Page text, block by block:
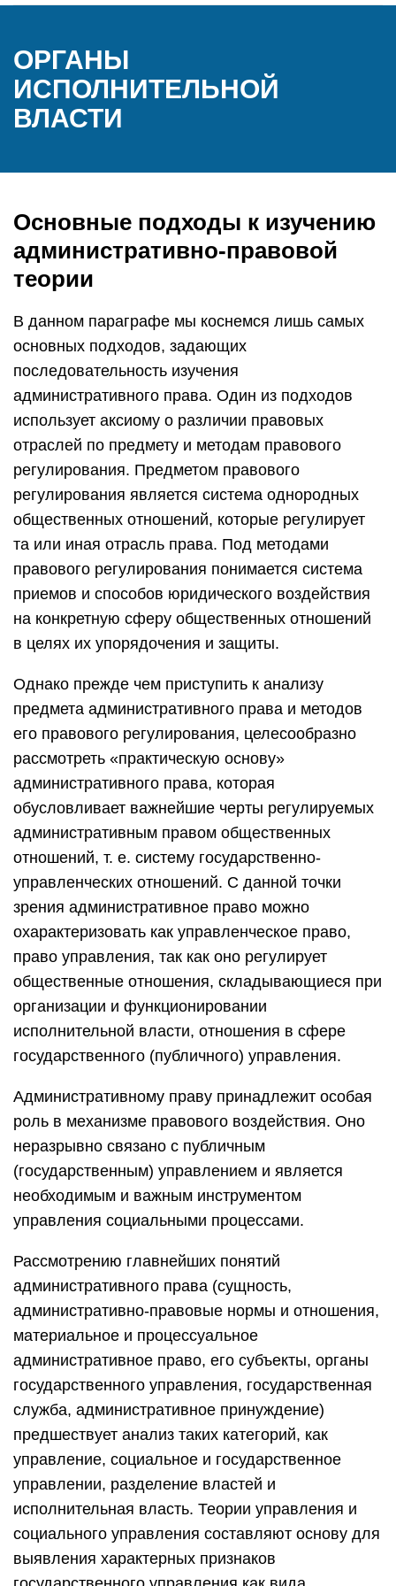
ОРГАНЫ
ИСПОЛНИТЕЛЬНОЙ
ВЛАСТИ
Основные подходы к изучению
административно-правовой
теории
В данном параграфе мы коснемся лишь самых
основных подходов, задающих
последовательность изучения
административного права. Один из подходов
использует аксиому о различии правовых
отраслей по предмету и методам правового
регулирования. Предметом правового
регулирования является система однородных
общественных отношений, которые регулирует
та или иная отрасль права. Под методами
правового регулирования понимается система
приемов и способов юридического воздействия
на конкретную сферу общественных отношений
в целях их упорядочения и защиты.
Однако прежде чем приступить к анализу
предмета административного права и методов
его правового регулирования, целесообразно
рассмотреть «практическую основу»
административного права, которая
обусловливает важнейшие черты регулируемых
административным правом общественных
отношений, т. е. систему государственно-
управленческих отношений. С данной точки
зрения административное право можно
охарактеризовать как управленческое право,
право управления, так как оно регулирует
общественные отношения, складывающиеся при
организации и функционировании
исполнительной власти, отношения в сфере
государственного (публичного) управления.
Административному праву принадлежит особая
роль в механизме правового воздействия. Оно
неразрывно связано с публичным
(государственным) управлением и является
необходимым и важным инструментом
управления социальными процессами.
Рассмотрению главнейших понятий
административного права (сущность,
административно-правовые нормы и отношения,
материальное и процессуальное
административное право, его субъекты, органы
государственного управления, государственная
служба, административное принуждение)
предшествует анализ таких категорий, как
управление, социальное и государственное
управлении, разделение властей и
исполнительная власть. Теории управления и
социального управления составляют основу для
выявления характерных признаков